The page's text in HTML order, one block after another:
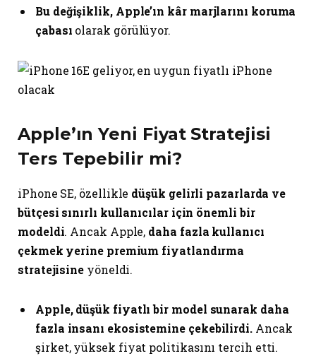
Bu değişiklik, Apple’ın kâr marjlarını koruma
çabası olarak görülüyor.
Apple’ın Yeni Fiyat Stratejisi
Ters Tepebilir mi?
iPhone SE, özellikle düşük gelirli pazarlarda ve
bütçesi sınırlı kullanıcılar için önemli bir
modeldi. Ancak Apple, daha fazla kullanıcı
çekmek yerine premium fiyatlandırma
stratejisine yöneldi.
Apple, düşük fiyatlı bir model sunarak daha
fazla insanı ekosistemine çekebilirdi.Ancak
şirket, yüksek fiyat politikasını tercih etti.